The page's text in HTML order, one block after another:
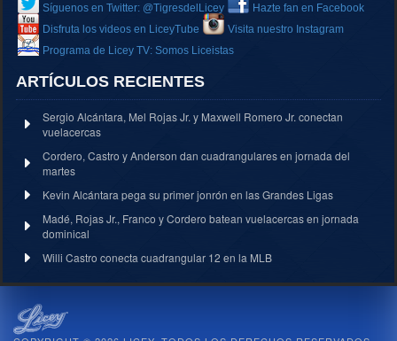
Síguenos en Twitter: @TigresdelLicey
Hazte fan en Facebook
Disfruta los videos en LiceyTube
Visita nuestro Instagram
Programa de Licey TV: Somos Liceistas
ARTÍCULOS RECIENTES
Sergio Alcántara, Mel Rojas Jr. y Maxwell Romero Jr. conectan
vuelacercas
Cordero, Castro y Anderson dan cuadrangulares en jornada del
martes
Kevin Alcántara pega su primer jonrón en las Grandes Ligas
Madé, Rojas Jr., Franco y Cordero batean vuelacercas en jornada
dominical
Willi Castro conecta cuadrangular 12 en la MLB